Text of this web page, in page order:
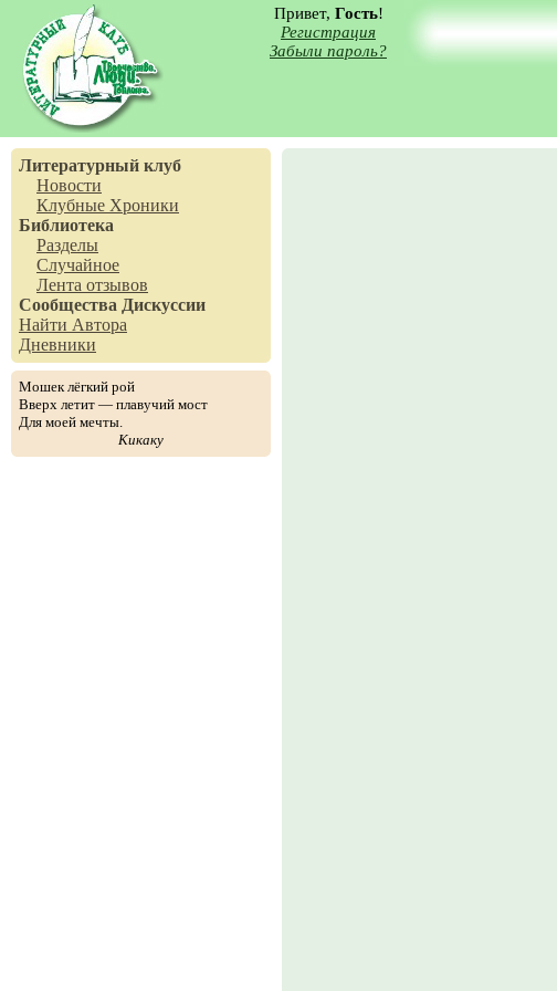
Привет, Гость!
Регистрация
Забыли пароль?
Литературный клуб
Новости
Клубные Хроники
Библиотека
Разделы
Случайное
Лента отзывов
Сообщества Дискуссии
Найти Автора
Дневники
Мошек лёгкий рой
Вверх летит — плавучий мост
Для моей мечты.
Кикаку